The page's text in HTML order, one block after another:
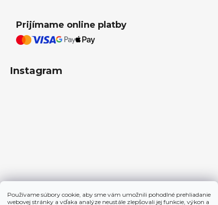
Používame súbory cookie, aby sme vám umožnili pohodlné prehliadanie
webovej stránky a vďaka analýze neustále zlepšovali jej funkcie, výkon a
Prijímame online platby
Instagram
Sledovať na Instagrame